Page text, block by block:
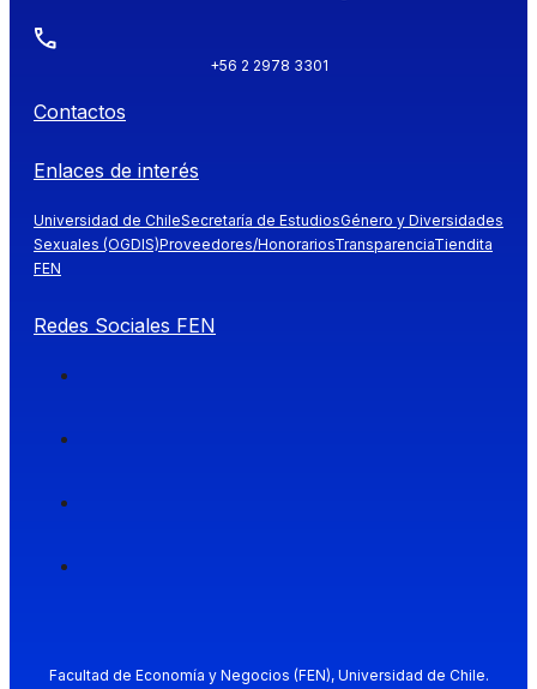
+56 2 2978 3301
Contactos
Enlaces de interés
Universidad de ChileSecretaría de EstudiosGénero y Diversidades
Sexuales (OGDIS)Proveedores/HonorariosTransparenciaTiendita
FEN
Redes Sociales FEN
Facultad de Economía y Negocios (FEN), Universidad de Chile.